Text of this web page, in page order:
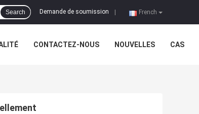
French
Demande de soumission
Search
CONTACTEZ-NOUS NOUVELLES CAS